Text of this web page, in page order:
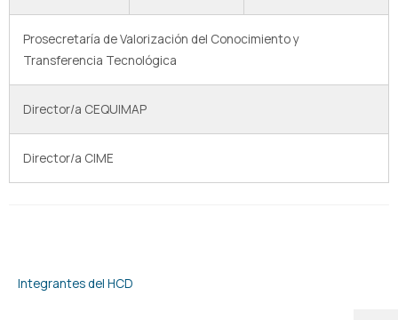
Prosecretaría de Valorización del Conocimiento y
Transferencia Tecnológica
Director/a CEQUIMAP
Director/a CIME
Integrantes del HCD